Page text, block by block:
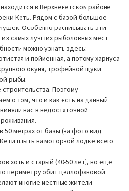
в Верхнекетском районе
Кеть. Рядом с базой большое
Особенно расписывать эти
самых лучших рыболовных мест
можно узнать здесь:
и пойменная, а потому хариуса
окуня, трофейной щуки
рыбы.
строительства. Поэтому
о том, что и как есть на данный
нас в недостаточной
50 метрах от базы (на фото вид
плыть на моторной лодке всего
хоть и старый (40-50 лет), но еще
периметру обит целлофановой
многие местные жители —